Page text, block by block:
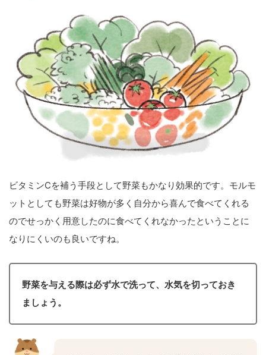
ビタミンCを補う手段として野菜もかなり効果的です。モルモ
ットとしても野菜は好物が多く自分から喜んで食べてくれる
のでせっかく用意したのに食べてくれなかったということに
なりにくいのも良いですね。
野菜を与える際は必ず水で洗って、水気を切っておき
ましょう。